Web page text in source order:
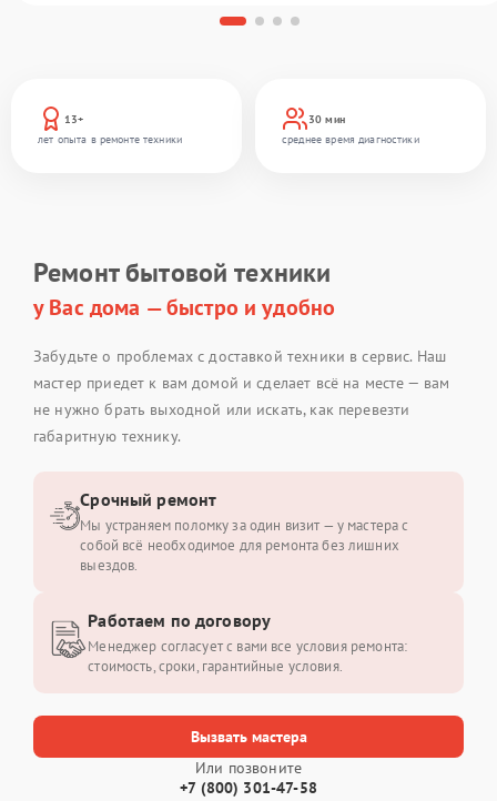
13+
лет опыта в ремонте техники
30 мин
среднее время диагностики
Ремонт бытовой техники
у Вас дома — быстро и удобно
Забудьте о проблемах с доставкой техники в сервис. Наш
мастер приедет к вам домой и сделает всё на месте — вам
не нужно брать выходной или искать, как перевезти
габаритную технику.
Вызвать мастера
Или позвоните
+7 (800) 301-47-58
Срочный ремонт
Мы устраняем поломку за один визит — у мастера с
собой всё необходимое для ремонта без лишних
выездов.
Работаем по договору
Менеджер согласует с вами все условия ремонта:
стоимость, сроки, гарантийные условия.